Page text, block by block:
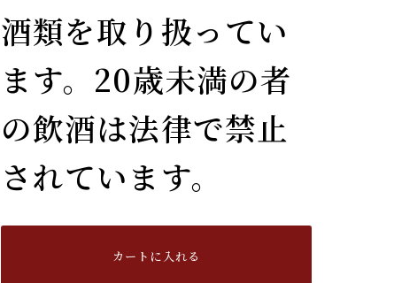
酒類を取り扱ってい
ます。20歳未満の者
の飲酒は法律で禁止
されています。
カートに入れる